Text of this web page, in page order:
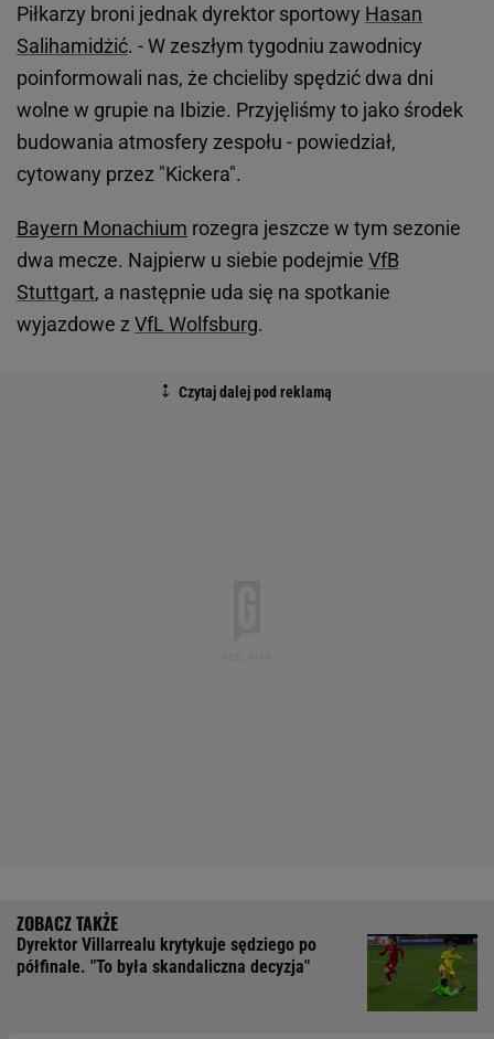
Piłkarzy broni jednak dyrektor sportowy Hasan
Salihamidżić. - W zeszłym tygodniu zawodnicy
poinformowali nas, że chcieliby spędzić dwa dni
wolne w grupie na Ibizie. Przyjęliśmy to jako środek
budowania atmosfery zespołu - powiedział,
cytowany przez "Kickera".
Bayern Monachium rozegra jeszcze w tym sezonie
dwa mecze. Najpierw u siebie podejmie VfB
Stuttgart, a następnie uda się na spotkanie
wyjazdowe z VfL Wolfsburg.
Dyrektor Villarrealu krytykuje sędziego po
półfinale. "To była skandaliczna decyzja"